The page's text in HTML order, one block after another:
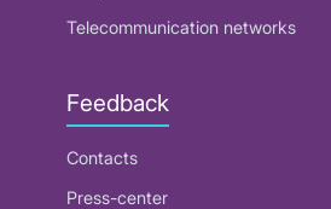
Telecommunication networks
Feedback
Contacts
Press-center